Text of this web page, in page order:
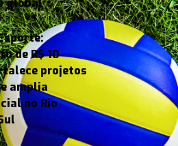
global
de R$ 10
projetos
amplia
no Rio